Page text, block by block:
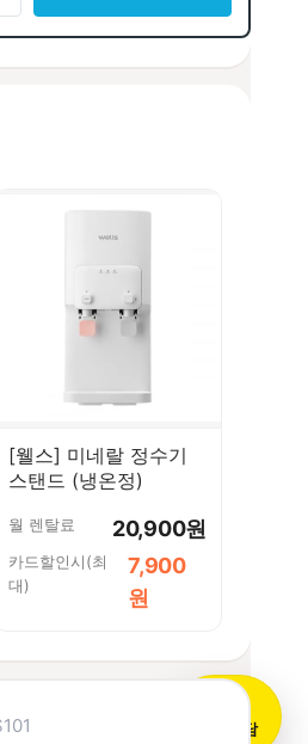
[웰스] 미네랄 정수기
스탠드 (냉온정)
월 렌탈료 20,900원
카드할인시(최
대)
7,900
원
카톡상담